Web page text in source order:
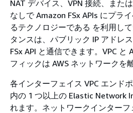
NAT デバイス、VPN 接続、また
なしで Amazon FSx APIs にプラ
るテクノロジーである を利用し
タンスは、パブリック IP アドレ
FSx API と通信できます。VPC と
フィックは AWS ネットワークを
各インターフェイス VPC エンド
内の 1 つ以上の Elastic Network
れます。ネットワークインター